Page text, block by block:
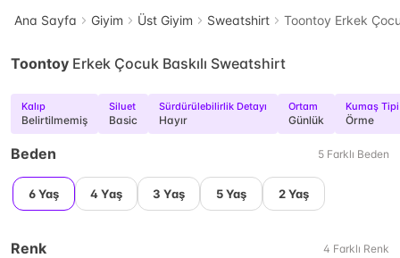
Ana Sayfa Giyim Üst Giyim Sweatshirt Toontoy Erkek
Toontoy Erkek Çocuk Baskılı Sweatshirt
Kalıp
Belirtilmemiş
Siluet
Basic
Sürdürülebilirlik Detayı
Hayır
Ortam
Günlük
Kumaş Tipi
Örme
Beden 5 Farklı Beden
6 Yaş 4 Yaş 3 Yaş 5 Yaş 2 Yaş
Renk 4 Farklı Renk